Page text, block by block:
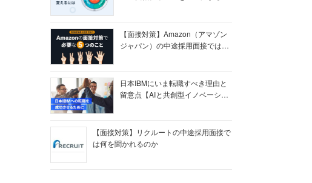
【面接対策】Amazon（アマゾン
ジャパン）の中途採用面接では何
日本IBMにいま転職すべき理由と
留意点【AIと共創型イノベーショ
【面接対策】リクルートの中途採用面接で
は何を聞かれるのか